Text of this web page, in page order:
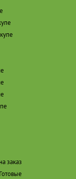
заказ